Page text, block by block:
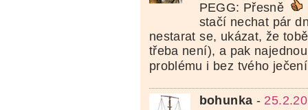
PEGG: Přesně
stačí nechat pár
nestarat se, ukázat, že
třeba není), a pak
problému i bez tvého
bohunka -